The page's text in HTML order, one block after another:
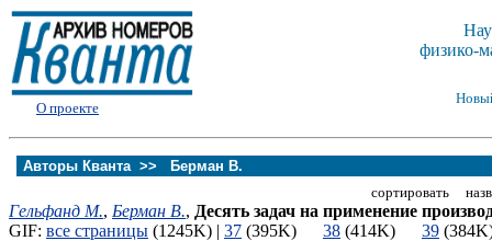
О проекте
физико-
Авторы Кванта >>
Берман В.
сортировать
Гельфанд М., Берман В., Десять задач на применение
GIF: все страницы (1245K) | 37 (395K) 38 (414K) 39